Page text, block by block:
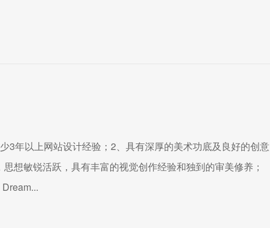
3年以上网站设计经验；2、具有深厚的美术功底及良好的创意
想敏锐活跃，具有丰富的视觉创作经验和独到的审美修养；